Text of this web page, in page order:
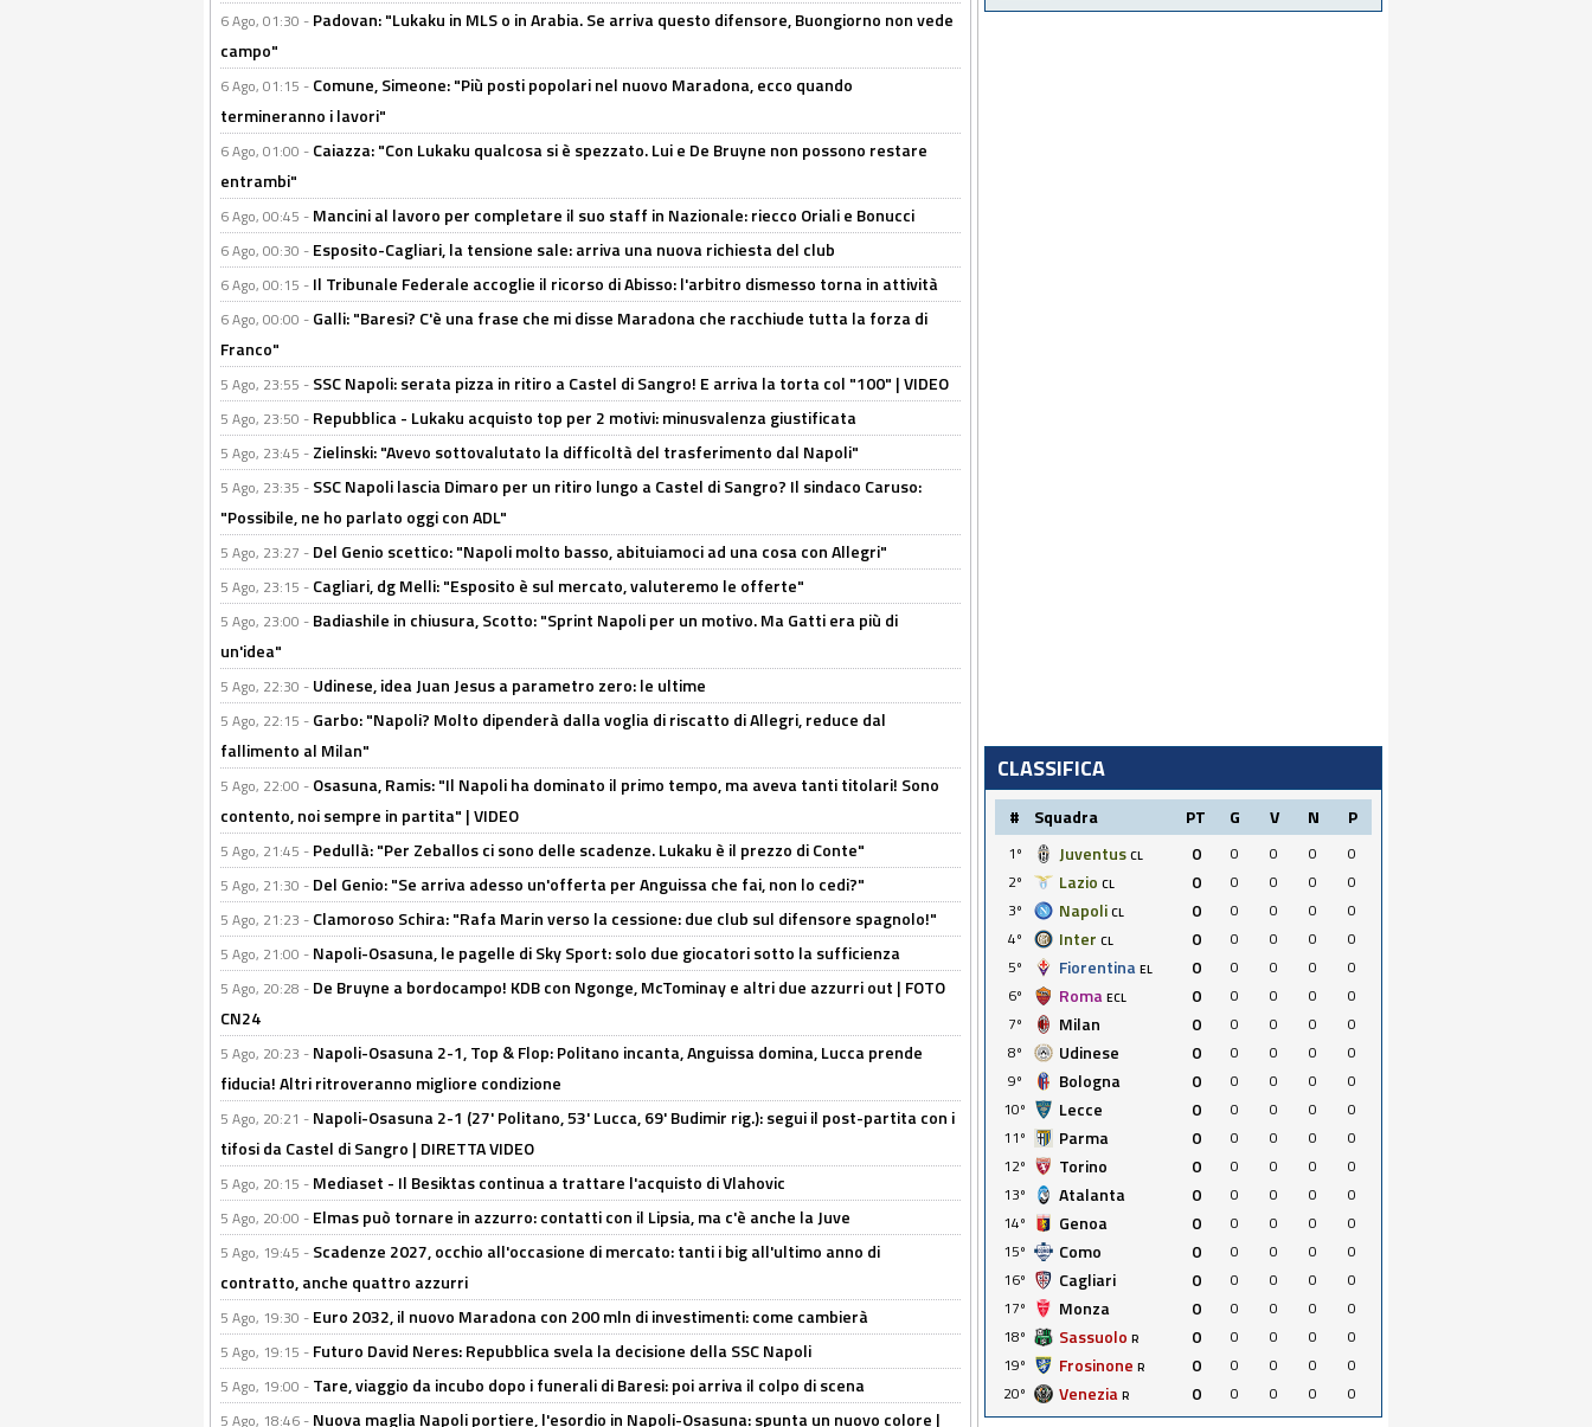
6 Ago, 01:30 - Padovan: "Lukaku in MLS o in Arabia. Se arriva questo difensore, Buongiorno non vede
campo"
6 Ago, 01:15 - Comune, Simeone: "Più posti popolari nel nuovo Maradona, ecco quando
termineranno i lavori"
6 Ago, 01:00 - Caiazza: "Con Lukaku qualcosa si è spezzato. Lui e De Bruyne non possono restare
entrambi"
6 Ago, 00:45 - Mancini al lavoro per completare il suo staff in Nazionale: riecco Oriali e Bonucci
6 Ago, 00:30 - Esposito-Cagliari, la tensione sale: arriva una nuova richiesta del club
6 Ago, 00:15 - Il Tribunale Federale accoglie il ricorso di Abisso: l'arbitro dismesso torna in attività
6 Ago, 00:00 - Galli: "Baresi? C'è una frase che mi disse Maradona che racchiude tutta la forza di
Franco"
5 Ago, 23:55 - SSC Napoli: serata pizza in ritiro a Castel di Sangro! E arriva la torta col "100" | VIDEO
5 Ago, 23:50 - Repubblica - Lukaku acquisto top per 2 motivi: minusvalenza giustificata
5 Ago, 23:45 - Zielinski: "Avevo sottovalutato la difficoltà del trasferimento dal Napoli"
5 Ago, 23:35 - SSC Napoli lascia Dimaro per un ritiro lungo a Castel di Sangro? Il sindaco Caruso:
"Possibile, ne ho parlato oggi con ADL"
5 Ago, 23:27 - Del Genio scettico: "Napoli molto basso, abituiamoci ad una cosa con Allegri"
5 Ago, 23:15 - Cagliari, dg Melli: "Esposito è sul mercato, valuteremo le offerte"
5 Ago, 23:00 - Badiashile in chiusura, Scotto: "Sprint Napoli per un motivo. Ma Gatti era più di
un'idea"
5 Ago, 22:30 - Udinese, idea Juan Jesus a parametro zero: le ultime
5 Ago, 22:15 - Garbo: "Napoli? Molto dipenderà dalla voglia di riscatto di Allegri, reduce dal
fallimento al Milan"
5 Ago, 22:00 - Osasuna, Ramis: "Il Napoli ha dominato il primo tempo, ma aveva tanti titolari! Sono
contento, noi sempre in partita" | VIDEO
5 Ago, 21:45 - Pedullà: "Per Zeballos ci sono delle scadenze. Lukaku è il prezzo di Conte"
5 Ago, 21:30 - Del Genio: "Se arriva adesso un'offerta per Anguissa che fai, non lo cedi?"
5 Ago, 21:23 - Clamoroso Schira: "Rafa Marin verso la cessione: due club sul difensore spagnolo!"
5 Ago, 21:00 - Napoli-Osasuna, le pagelle di Sky Sport: solo due giocatori sotto la sufficienza
5 Ago, 20:28 - De Bruyne a bordocampo! KDB con Ngonge, McTominay e altri due azzurri out | FOTO
CN24
5 Ago, 20:23 - Napoli-Osasuna 2-1, Top & Flop: Politano incanta, Anguissa domina, Lucca prende
fiducia! Altri ritroveranno migliore condizione
5 Ago, 20:21 - Napoli-Osasuna 2-1 (27' Politano, 53' Lucca, 69' Budimir rig.): segui il post-partita con i
tifosi da Castel di Sangro | DIRETTA VIDEO
5 Ago, 20:15 - Mediaset - Il Besiktas continua a trattare l'acquisto di Vlahovic
5 Ago, 20:00 - Elmas può tornare in azzurro: contatti con il Lipsia, ma c'è anche la Juve
5 Ago, 19:45 - Scadenze 2027, occhio all'occasione di mercato: tanti i big all'ultimo anno di
contratto, anche quattro azzurri
5 Ago, 19:30 - Euro 2032, il nuovo Maradona con 200 mln di investimenti: come cambierà
5 Ago, 19:15 - Futuro David Neres: Repubblica svela la decisione della SSC Napoli
5 Ago, 19:00 - Tare, viaggio da incubo dopo i funerali di Baresi: poi arriva il colpo di scena
5 Ago, 18:46 - Nuova maglia Napoli portiere, l'esordio in Napoli-Osasuna: spunta un nuovo colore |
CLASSIFICA
# Squadra PT G V N P
1º Juventus CL 0 0 0 0
0
2º
Lazio CL 0 0 0 0
0
3º
Napoli CL 0 0 0 0
0
4º
Inter CL 0 0 0 0
0
5º
Fiorentina EL 0 0 0 0
0
6º
Roma ECL 0 0 0 0
0
7º
Milan 0 0 0 0
0
8º
Udinese 0 0 0 0
0
9º
Bologna 0 0 0 0
0
10º
Lecce 0 0 0 0
0
11º
Parma 0 0 0 0
0
12º
Torino 0 0 0 0
0
13º
Atalanta 0 0 0 0
0
14º
Genoa 0 0 0 0
0
15º
Como 0 0 0 0
0
16º
Cagliari 0 0 0 0
0
17º
Monza 0 0 0 0
0
18º
Sassuolo R 0 0 0 0
0
19º
Frosinone R 0 0 0 0
0
20º
Venezia R 0 0 0 0 0